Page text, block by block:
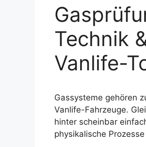
Technik
Vanlife-
Gassysteme gehören
Vanlife-Fahrzeuge.
hinter scheinbar
physikalische